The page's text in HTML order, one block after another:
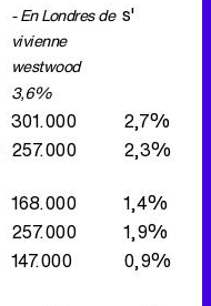
- En Londres de
vivienne
westwood
s'
3,6%
301.000
2,7%
257.000
2,3%
168.000
1,4%
257.000
1,9%
147.000 0,9%